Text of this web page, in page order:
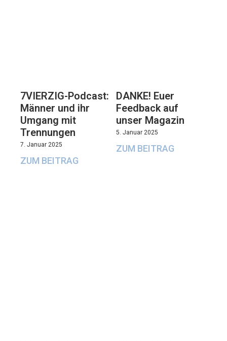
7VIERZIG-Podcast:
Männer und ihr
Umgang mit
Trennungen
7. Januar 2025
ZUM BEITRAG
DANKE! Euer
Feedback auf
unser Magazin
5. Januar 2025
ZUM BEITRAG